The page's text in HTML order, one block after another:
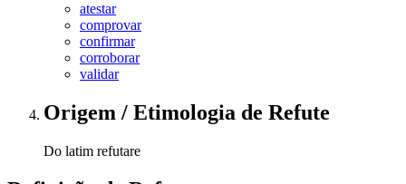
atestar
comprovar
confirmar
corroborar
validar
Origem / Etimologia de Refute
Do latim refutare